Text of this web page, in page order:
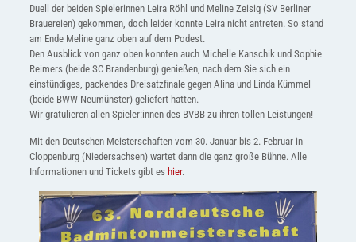
Duell der beiden Spielerinnen Leira Röhl und Meline Zeisig (SV Berliner
Brauereien) gekommen, doch leider konnte Leira nicht antreten. So stand
am Ende Meline ganz oben auf dem Podest.
Den Ausblick von ganz oben konnten auch Michelle Kanschik und Sophie
Reimers (beide SC Brandenburg) genießen, nach dem Sie sich ein
einstündiges, packendes Dreisatzfinale gegen Alina und Linda Kümmel
(beide BWW Neumünster) geliefert hatten.
Wir gratulieren allen Spieler:innen des BVBB zu ihren tollen Leistungen!
Mit den Deutschen Meisterschaften vom 30. Januar bis 2. Februar in
Cloppenburg (Niedersachsen) wartet dann die ganz große Bühne. Alle
Informationen und Tickets gibt es hier.